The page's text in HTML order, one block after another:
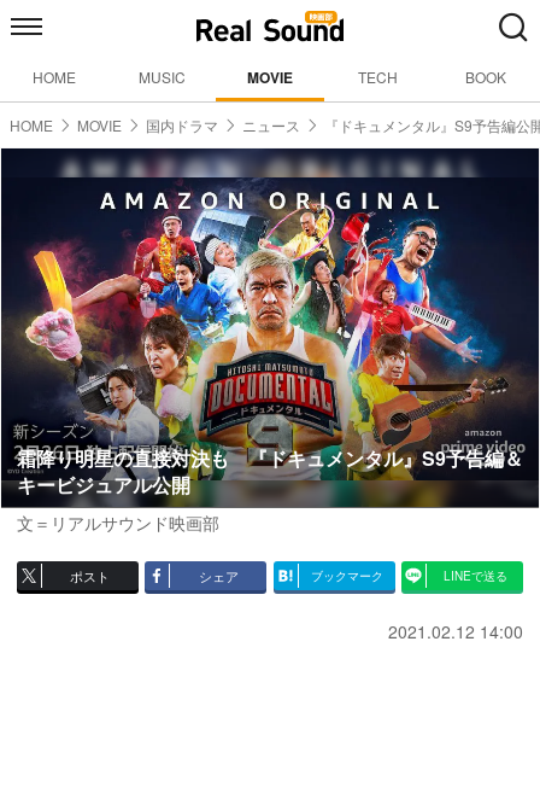
HOME MUSIC MOVIE TECH BOOK
HOME MOVIE 国内ドラマ ニュース 『ドキュメンタル』S9予告編公
霜降り明星の直接対決も 『ドキュメンタル』S9予告編＆
キービジュアル公開
文＝リアルサウンド映画部
ポスト シェア ブックマーク LINEで送る
2021.02.12 14:00